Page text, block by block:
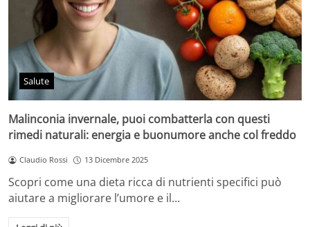
Salute
Malinconia invernale, puoi combatterla con questi
rimedi naturali: energia e buonumore anche col freddo
Claudio Rossi 13 Dicembre 2025
Scopri come una dieta ricca di nutrienti specifici può
aiutare a migliorare l’umore e il…